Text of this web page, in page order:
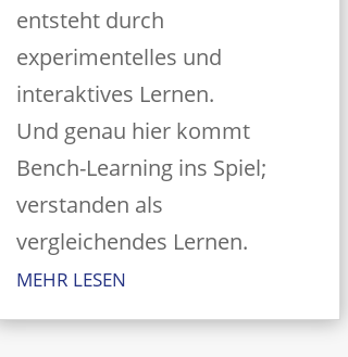
entsteht durch
experimentelles und
interaktives Lernen.
Und genau hier kommt
Bench-Learning ins Spiel;
verstanden als
vergleichendes Lernen.
MEHR LESEN